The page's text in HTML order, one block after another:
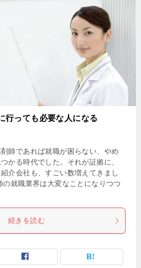
行っても必要な人になる
師であれば就職が困らない、やめ
かる時代でした。それが証拠に、
介会社も、すごい数増えてきまし
の就職業界は大変なことになりつつ
続きを読む